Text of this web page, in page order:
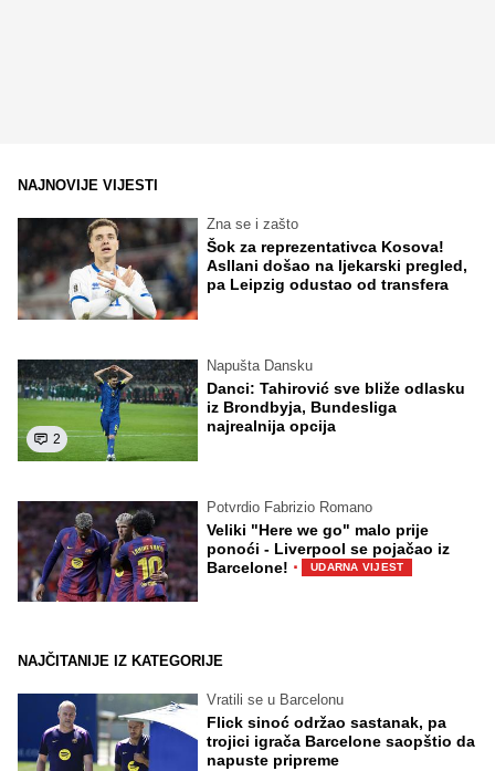
NAJNOVIJE VIJESTI
Zna se i zašto
Šok za reprezentativca Kosova!
Asllani došao na ljekarski pregled,
pa Leipzig odustao od transfera
2
Napušta Dansku
Danci: Tahirović sve bliže odlasku
iz Brondbyja, Bundesliga
najrealnija opcija
Potvrdio Fabrizio Romano
Veliki "Here we go" malo prije
ponoći - Liverpool se pojačao iz
Barcelone! · UDARNA VIJEST
NAJČITANIJE IZ KATEGORIJE
Vratili se u Barcelonu
Flick sinoć održao sastanak, pa
trojici igrača Barcelone saopštio da
napuste pripreme